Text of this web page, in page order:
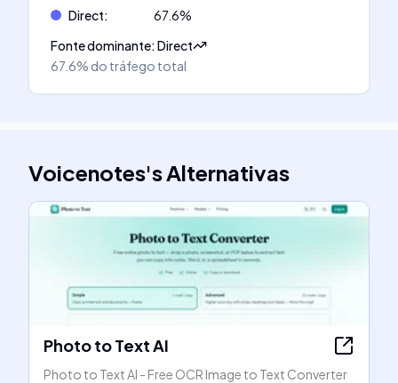
Direct: 67.6%
Fonte dominante:Direct
67.6% do tráfego total
Voicenotes'sAlternativas
Photo to Text AI
Photo to Text AI - Free OCR Image to Text Converter